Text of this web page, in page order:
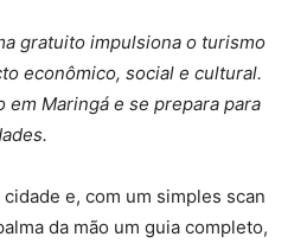
gratuito impulsiona o turismo
econômico, social e cultural.
em Maringá e se prepara para
e, com um simples scan
da mão um guia completo,